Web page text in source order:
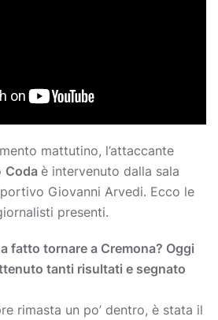
mattutino, l’attaccante
Coda è intervenuto dalla sala
Giovanni Arvedi. Ecco le
presenti.
fatto tornare a Cremona? Oggi
tanti risultati e segnato
rimasta un po’ dentro, è stata il